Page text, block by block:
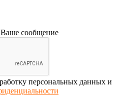
Ваше сообщение
персональных данных и